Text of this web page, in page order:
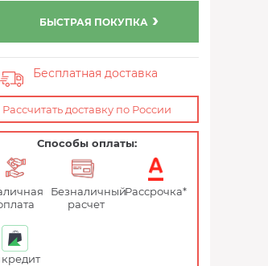
БЫСТРАЯ ПОКУПКА
Бесплатная доставка
Рассчитать доставку по России
Способы оплаты:
Безналичный
расчет
Рассрочка*